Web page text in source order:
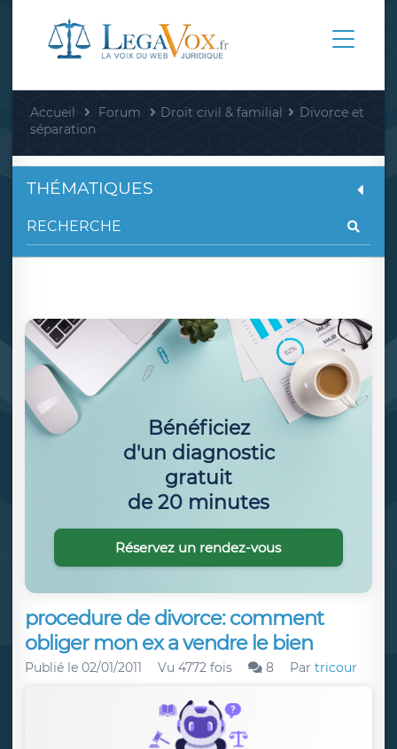
Accueil Forum Droit civil & familial
Divorce et
séparation
procedure de divorce: comment
obliger mon ex a vendre le bien
Publié le 02/01/2011 Vu 4772 fois 8 Par tricour
THÉMATIQUES
Bénéficiez
d'un diagnostic
gratuit
de 20 minutes
Réservez un rendez-vous